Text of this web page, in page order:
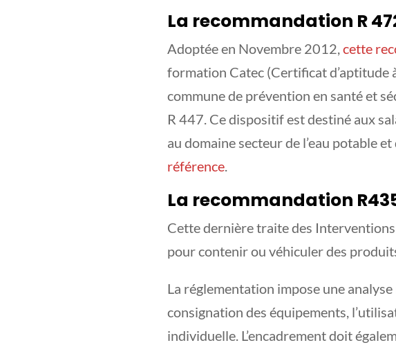
La recommandation R
Adoptée en Novembre 2012,cette
formation Catec (Certificat d’aptitude
commune de prévention en santé et
R 447. Ce dispositif est destiné aux
au domaine secteur de l’eau potable
référence.
La recommandation
Cette dernière traite des Interventions
pour contenir ou véhiculer des
La réglementation impose une
consignation des équipements,
individuelle. L’encadrement doit